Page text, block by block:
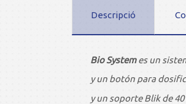
Descripció
Bio Systemes un
y un botón para
y un soporte Blik de